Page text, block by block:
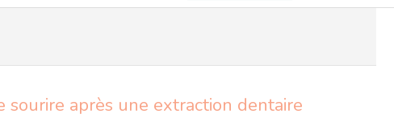
sourire après une extraction dentaire